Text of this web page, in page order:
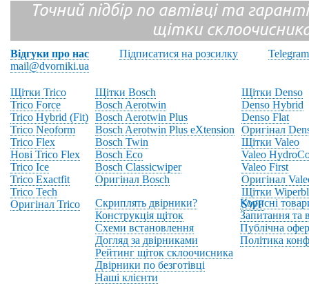
Точний підбір по автівці та
щітки
Відгуки про нас Підписатися на розсилку
Telegram
mail@dvorniki.ua
Щітки Trico
Trico Force
Trico Hybrid (Fit)
Trico Neoform
Trico Flex
Нові Trico Flex
Trico Ice
Trico Exactfit
Trico Tech
Оригінал Trico
Щітки Bosch
Bosch Aerotwin
Bosch Aerotwin Plus
Bosch Aerotwin Plus eXtension
Bosch Twin
Bosch Eco
Bosch Classicwiper
Оригінал Bosch
Щітки Denso
Denso Hybrid
Denso Flat
Оригінал
Щітки Valeo
Valeo
Valeo First
Оригінал
Щітки
SWF
Скриплять двірники?
Конструкція щіток
Схеми встановлення
Догляд за двірниками
Рейтинг щіток склоочисника
Двірники по безготівці
Наші клієнти
Корисні
Запитання та
Публічна
Політика